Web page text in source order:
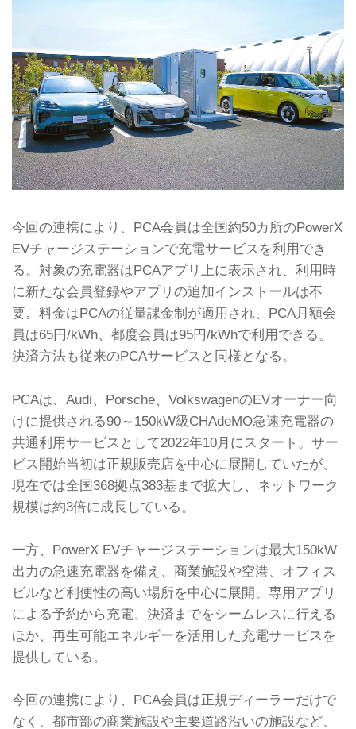
今回の連携により、PCA会員は全国約50カ所のPowerX
EVチャージステーションで充電サービスを利用でき
る。対象の充電器はPCAアプリ上に表示され、利用時
に新たな会員登録やアプリの追加インストールは不
要。料金はPCAの従量課金制が適用され、PCA月額会
員は65円/kWh、都度会員は95円/kWhで利用できる。
決済方法も従来のPCAサービスと同様となる。
PCAは、Audi、Porsche、VolkswagenのEVオーナー向
けに提供される90～150kW級CHAdeMO急速充電器の
共通利用サービスとして2022年10月にスタート。サー
ビス開始当初は正規販売店を中心に展開していたが、
現在では全国368拠点383基まで拡大し、ネットワーク
規模は約3倍に成長している。
一方、PowerX EVチャージステーションは最大150kW
出力の急速充電器を備え、商業施設や空港、オフィス
ビルなど利便性の高い場所を中心に展開。専用アプリ
による予約から充電、決済までをシームレスに行える
ほか、再生可能エネルギーを活用した充電サービスを
提供している。
今回の連携により、PCA会員は正規ディーラーだけで
なく、都市部の商業施設や主要道路沿いの施設など、